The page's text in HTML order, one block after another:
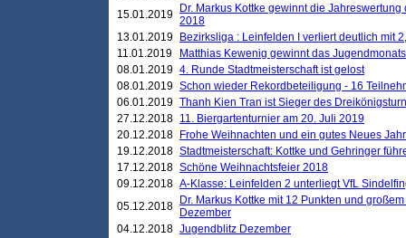
15.01.2019
Dr. Markus Kottke gewinnt die
2018
13.01.2019
Bezirksliga : Leinfelden I verliert deutlich mit
11.01.2019
Matthias Kewenig gewinnt das
08.01.2019 4. Runde Stadtmeisterschaft ist gelost
08.01.2019 Schon wieder Rekordbeteiligung - 16
06.01.2019 Thanh Kien Tran ist Sieger des
27.12.2018 11. Biergartenturnier am 20. Juli 2019
20.12.2018
Frohe Weihnachten und ein gutes Neues
19.12.2018 Stadtmeisterschaft: Kottke und Gehringer
17.12.2018 Schöne Weihnachtsfeier 2018
09.12.2018 A-Klasse: Leinfelden 2 unterliegt VfL
05.12.2018
Dr. Markus Kottke mit 12 Punkten und
Dezember
04.12.2018 Jugendblitz Dezember